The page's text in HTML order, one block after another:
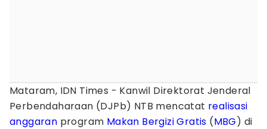
Mataram, IDN Times - Kanwil Direktorat Jenderal
Perbendaharaan (DJPb) NTB mencatat realisasi
anggaran program Makan Bergizi Gratis (MBG) di